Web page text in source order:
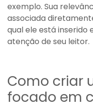
exemplo. Sua
associada
qual ele está inserido
atenção de seu leitor.
Como criar
focado em